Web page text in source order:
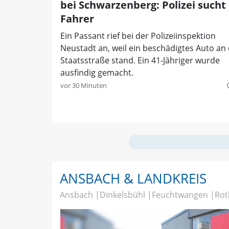
bei Schwarzenberg: Polizei sucht
Fahrer
Ein Passant rief bei der Polizeiinspektion
Neustadt an, weil ein beschädigtes Auto an
Staatsstraße stand. Ein 41-Jähriger wurde
ausfindig gemacht.
vor 30 Minuten
ANSBACH & LANDKREIS
Ansbach Dinkelsbühl Feuchtwangen